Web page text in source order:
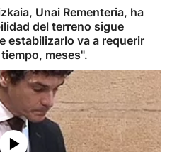
Unai Rementeria, ha
del terreno sigue
estabilizarlo va a requerir
meses".